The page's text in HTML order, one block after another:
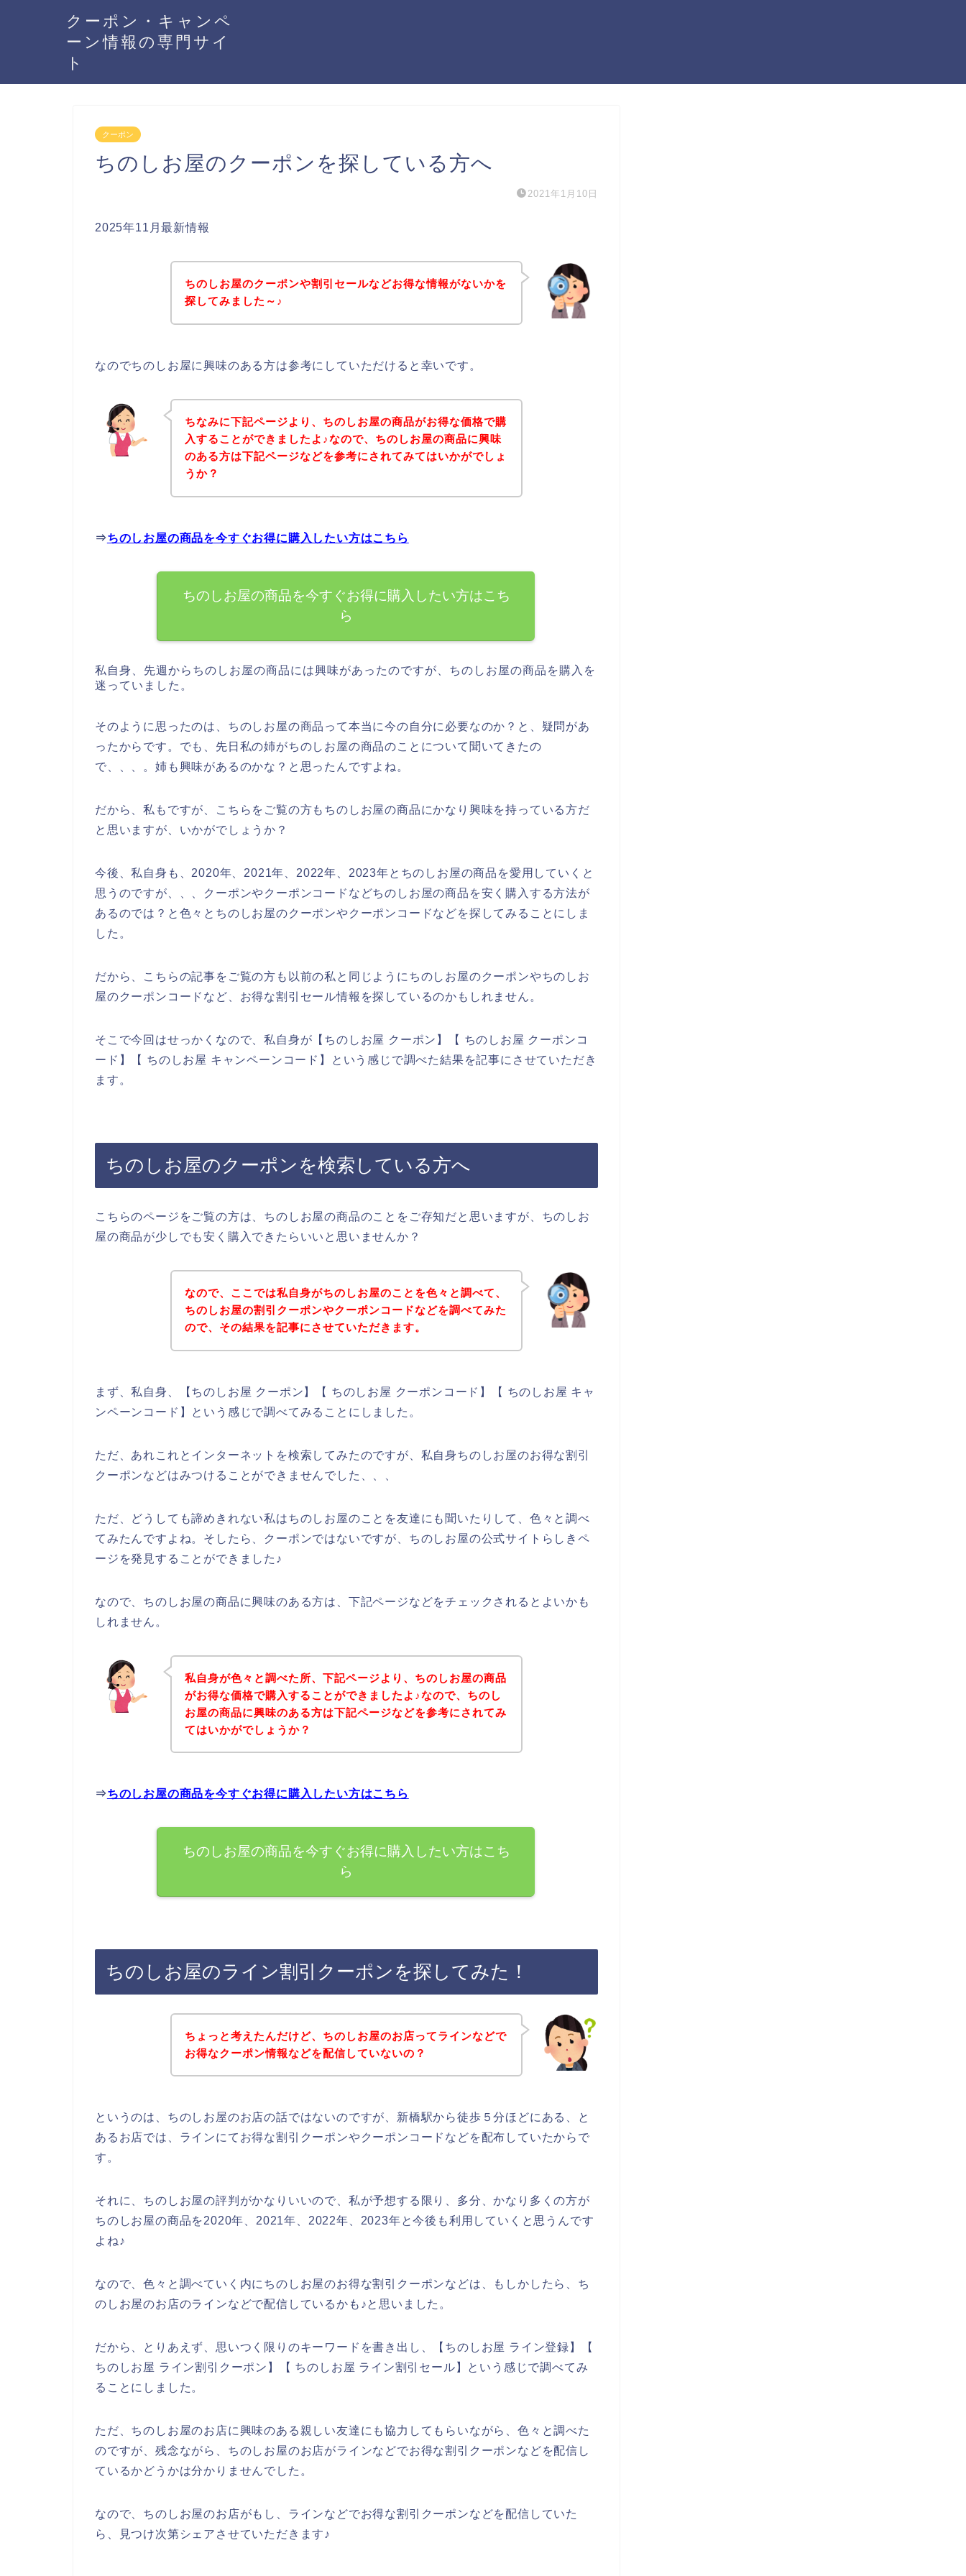
クーポン・キャンペ
ーン情報の専門サイ
ト
クーポン
ちのしお屋のクーポンを探している方へ
2021年1月10日
2025年11月最新情報
ちのしお屋のクーポンや割引セールなどお得な情報がないかを
探してみました～♪
なのでちのしお屋に興味のある方は参考にしていただけると幸いです。
ちなみに下記ページより、ちのしお屋の商品がお得な価格で購
入することができましたよ♪なので、ちのしお屋の商品に興味
のある方は下記ページなどを参考にされてみてはいかがでしょ
うか？
⇒ちのしお屋の商品を今すぐお得に購入したい方はこちら
ちのしお屋の商品を今すぐお得に購入したい方はこち
ら
私自身、先週からちのしお屋の商品には興味があったのですが、ちのしお屋の商品を購入を
迷っていました。
そのように思ったのは、ちのしお屋の商品って本当に今の自分に必要なのか？と、疑問があ
ったからです。でも、先日私の姉がちのしお屋の商品のことについて聞いてきたの
で、、、。姉も興味があるのかな？と思ったんですよね。
だから、私もですが、こちらをご覧の方もちのしお屋の商品にかなり興味を持っている方だ
と思いますが、いかがでしょうか？
今後、私自身も、2020年、2021年、2022年、2023年とちのしお屋の商品を愛用していくと
思うのですが、、、クーポンやクーポンコードなどちのしお屋の商品を安く購入する方法が
あるのでは？と色々とちのしお屋のクーポンやクーポンコードなどを探してみることにしま
した。
だから、こちらの記事をご覧の方も以前の私と同じようにちのしお屋のクーポンやちのしお
屋のクーポンコードなど、お得な割引セール情報を探しているのかもしれません。
そこで今回はせっかくなので、私自身が【ちのしお屋 クーポン】【 ちのしお屋 クーポンコ
ード】【 ちのしお屋 キャンペーンコード】という感じで調べた結果を記事にさせていただき
ます。
ちのしお屋のクーポンを検索している方へ
こちらのページをご覧の方は、ちのしお屋の商品のことをご存知だと思いますが、ちのしお
屋の商品が少しでも安く購入できたらいいと思いませんか？
なので、ここでは私自身がちのしお屋のことを色々と調べて、
ちのしお屋の割引クーポンやクーポンコードなどを調べてみた
ので、その結果を記事にさせていただきます。
まず、私自身、【ちのしお屋 クーポン】【 ちのしお屋 クーポンコード】【 ちのしお屋 キャ
ンペーンコード】という感じで調べてみることにしました。
ただ、あれこれとインターネットを検索してみたのですが、私自身ちのしお屋のお得な割引
クーポンなどはみつけることができませんでした、、、
ただ、どうしても諦めきれない私はちのしお屋のことを友達にも聞いたりして、色々と調べ
てみたんですよね。そしたら、クーポンではないですが、ちのしお屋の公式サイトらしきペ
ージを発見することができました♪
なので、ちのしお屋の商品に興味のある方は、下記ページなどをチェックされるとよいかも
しれません。
私自身が色々と調べた所、下記ページより、ちのしお屋の商品
がお得な価格で購入することができましたよ♪なので、ちのし
お屋の商品に興味のある方は下記ページなどを参考にされてみ
てはいかがでしょうか？
⇒ちのしお屋の商品を今すぐお得に購入したい方はこちら
ちのしお屋の商品を今すぐお得に購入したい方はこち
ら
ちのしお屋のライン割引クーポンを探してみた！
ちょっと考えたんだけど、ちのしお屋のお店ってラインなどで
お得なクーポン情報などを配信していないの？
というのは、ちのしお屋のお店の話ではないのですが、新橋駅から徒歩５分ほどにある、と
あるお店では、ラインにてお得な割引クーポンやクーポンコードなどを配布していたからで
す。
それに、ちのしお屋の評判がかなりいいので、私が予想する限り、多分、かなり多くの方が
ちのしお屋の商品を2020年、2021年、2022年、2023年と今後も利用していくと思うんです
よね♪
なので、色々と調べていく内にちのしお屋のお得な割引クーポンなどは、もしかしたら、ち
のしお屋のお店のラインなどで配信しているかも♪と思いました。
だから、とりあえず、思いつく限りのキーワードを書き出し、【ちのしお屋 ライン登録】【
ちのしお屋 ライン割引クーポン】【 ちのしお屋 ライン割引セール】という感じで調べてみ
ることにしました。
ただ、ちのしお屋のお店に興味のある親しい友達にも協力してもらいながら、色々と調べた
のですが、残念ながら、ちのしお屋のお店がラインなどでお得な割引クーポンなどを配信し
ているかどうかは分かりませんでした。
なので、ちのしお屋のお店がもし、ラインなどでお得な割引クーポンなどを配信していた
ら、見つけ次第シェアさせていただきます♪